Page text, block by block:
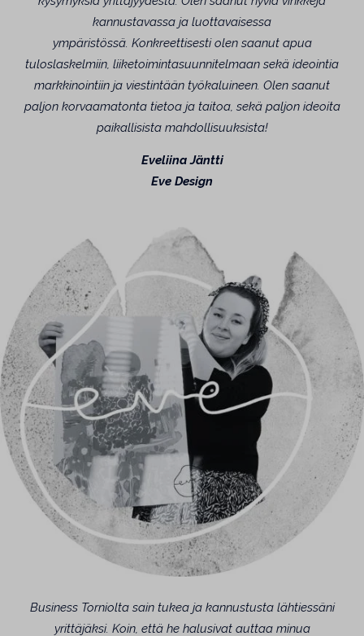
kannustavassa ja luottavaisessa
ympäristössä. Konkreettisesti olen saanut apua
tuloslaskelmiin, liiketoimintasuunnitelmaan sekä ideointia
markkinointiin ja viestintään työkaluineen. Olen saanut
paljon korvaamatonta tietoa ja taitoa, sekä paljon ideoita
paikallisista mahdollisuuksista!
Eveliina Jäntti
Eve Design
Business Torniolta sain tukea ja kannustusta lähtiessäni
yrittäjäksi. Koin, että he halusivat auttaa minua